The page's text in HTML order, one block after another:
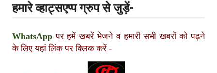
हमारे व्हाट्सएप्प ग्रुप से जुड़ें-
WhatsApp पर हमें खबरें भेजने व हमारी सभी खबरों को पढ़ने
के लिए यहां लिंक पर क्लिक करें -